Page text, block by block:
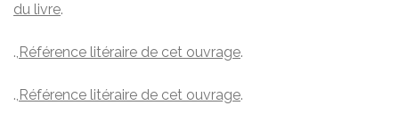
du livre.
., Référence litéraire de cet ouvrage.
., Référence litéraire de cet ouvrage.